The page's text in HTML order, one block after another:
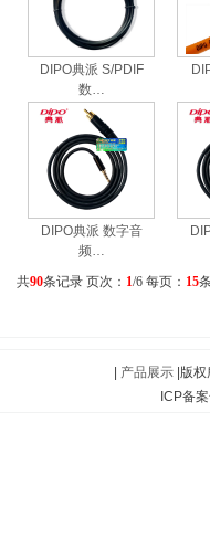
DIPO典派 S/PDIF
数…
DIPO典派 数字音
频…
共90条记录 页次： 1/6 每页： 15
产品展示 |版
ICP备